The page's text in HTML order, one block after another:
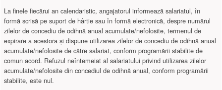
La finele fiecărui an calendaristic, angajatorul informează salariatul, în
formă scrisă pe suport de hârtie sau în formă electronică, despre numărul
zilelor de concediu de odihnă anual acumulate/nefolosite, termenul de
expirare a acestora și dispune utilizarea zilelor de concediu de odihnă anual
acumulate/nefolosite de către salariat, conform programării stabilite de
comun acord. Refuzul neîntemeiat al salariatului privind utilizarea zilelor
acumulate/nefolosite din concediul de odihnă anual, conform programării
stabilite, este nul.